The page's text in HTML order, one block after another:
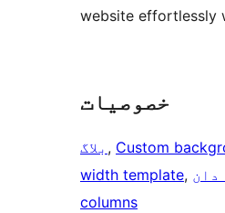
website effortlessly
خصوصیات
بلاگ , Custom
width template, دان
columns